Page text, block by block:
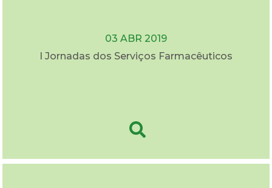
03 ABR 2019
I Jornadas dos Serviços Farmacêuticos